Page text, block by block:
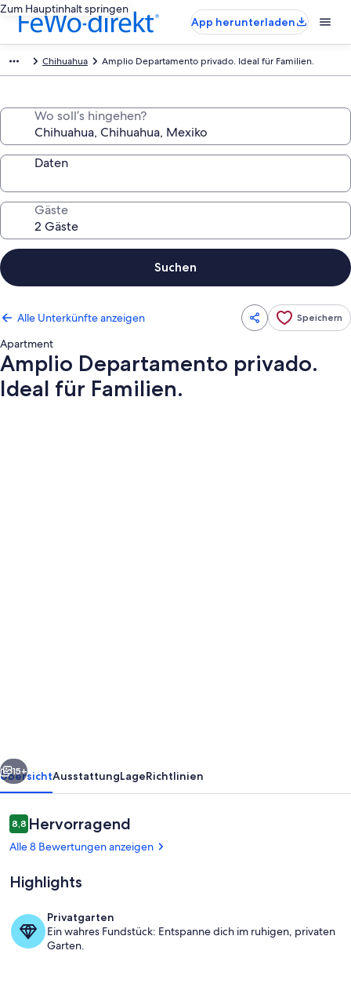
Zum Hauptinhalt springen
App herunterladen
Chihuahua Amplio Departamento privado. Ideal für Familien.
Wo soll’s hingehen?
Daten
Gäste
Suchen
Alle Unterkünfte anzeigen Speichern
Apartment
Amplio Departamento privado.
Ideal für Familien.
Eigene Küche
Weiter
15+
ÜbersichtAusstattungLageRichtlinien
Bewertungen
8,88,8 von 10.
Hervorragend
Alle 8 Bewertungen anzeigen
Highlights
Privatgarten
Ein wahres Fundstück: Entspanne dich im ruhigen, privaten
Garten.